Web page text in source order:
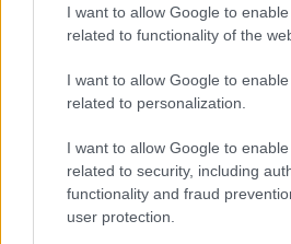
I want to allow Google to
related to functionality of the
I want to allow Google to
related to personalization.
I want to allow Google to
related to security, including
functionality and fraud
user protection.
LEGOLVASOTTABBAK
Számos népszerű Samsung
iPhone 18 bemutató dátum -
Apple az új csúcsmobilokról
Az Android rejtett